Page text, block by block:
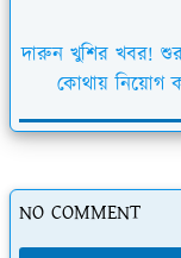
দারুন খুশির খবর!
কোথায় নিয়োগ
NO COMMENT